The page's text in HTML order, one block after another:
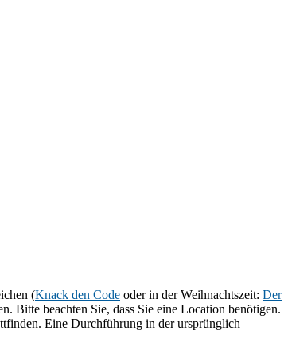
(Knack den Code oder in der Weihnachtszeit: Der
Bitte beachten Sie, dass Sie eine Location benötigen.
Eine Durchführung in der ursprünglich